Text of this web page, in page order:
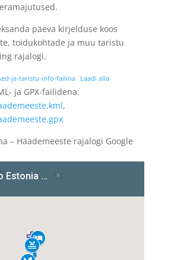
päeva kirjelduse koos
toidukohtade ja muu taristu
rajalogi.
ja-taristu-info-failina Laadi alla
ja GPX-failidena:
,
– Häädemeeste rajalogi Google